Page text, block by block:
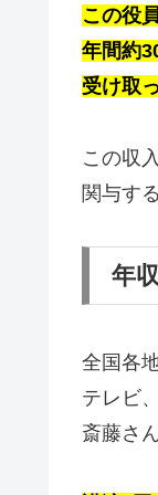
この役
年間約
受け取
この収
関与す
年
全国各
テレビ
斎藤さ